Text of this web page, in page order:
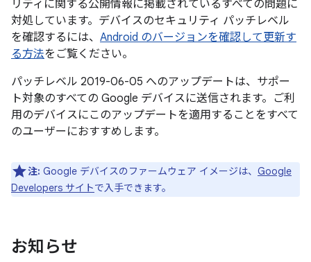
リティに関する公開情報に掲載されているすべての問題に
対処しています。デバイスのセキュリティ パッチレベル
を確認するには、 Android のバージョンを確認して更新す
る方法をご覧ください。
パッチレベル 2019-06-05 へのアップデートは、サポー
ト対象のすべての Google デバイスに送信されます。ご利
用のデバイスにこのアップデートを適用することをすべて
のユーザーにおすすめします。
注: Google デバイスのファームウェア イメージは、 Google
Developers サイトで入手できます。
お知らせ